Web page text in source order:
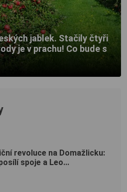
jablek. Stačily čtyři
je v prachu! Co bude s
revoluce na Domažlicku:
spoje a Leo...